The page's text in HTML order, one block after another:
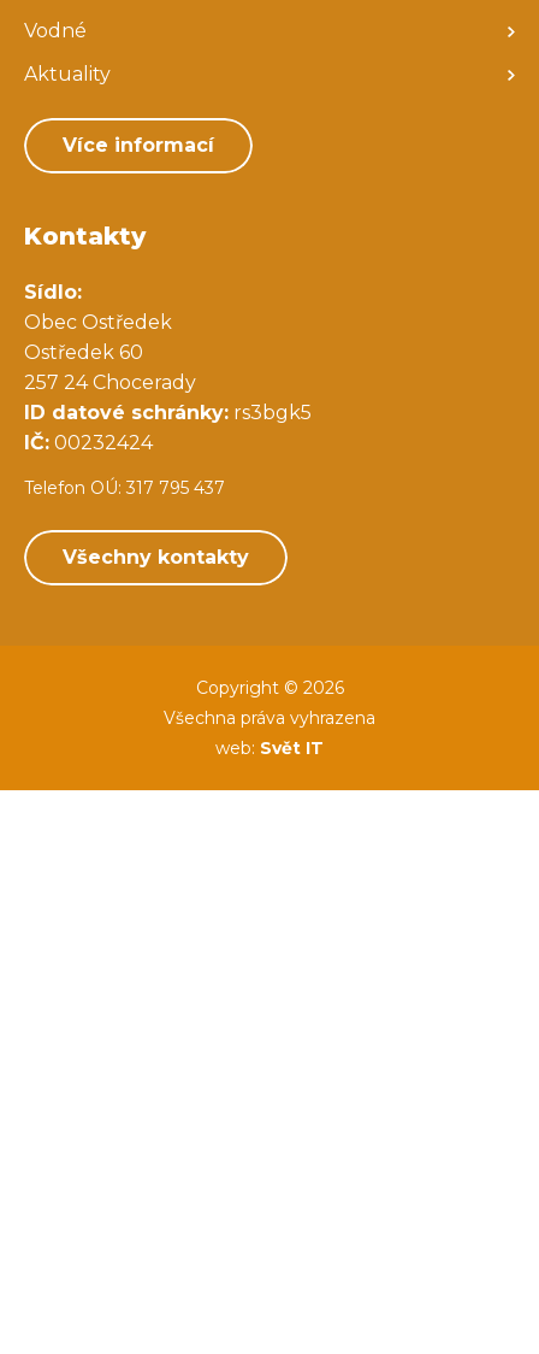
Vodné
Aktuality
Více informací
Kontakty
Sídlo:
Obec Ostředek
Ostředek 60
257 24 Chocerady
ID datové schránky: rs3bgk5
IČ: 00232424
Telefon OÚ: 317 795 437
Všechny kontakty
Copyright © 2026
Všechna práva vyhrazena
web: Svět IT